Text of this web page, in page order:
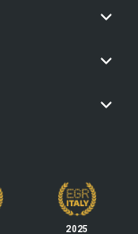
2025